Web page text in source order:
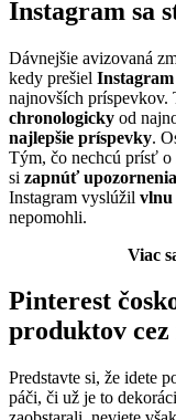
Instagram sa
Dávnejšie avizovaná
kedy prešiel Instagram
najnovších príspevkov.
chronologicky od
najlepšie príspevky.
Tým, čo nechcú prísť o
si zapnúť
Instagram vyslúžil
nepomohli.
Viac
Pinterest
produktov
Predstavte si, že idete
páči, či už je to